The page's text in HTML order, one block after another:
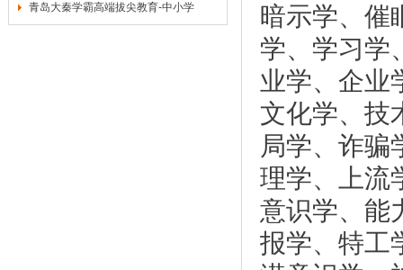
青岛大秦学霸高端拔尖教育-中小学
暗示学、催
学、学习学
业学、企业
文化学、技
局学、诈骗
理学、上流
意识学、能
报学、特工